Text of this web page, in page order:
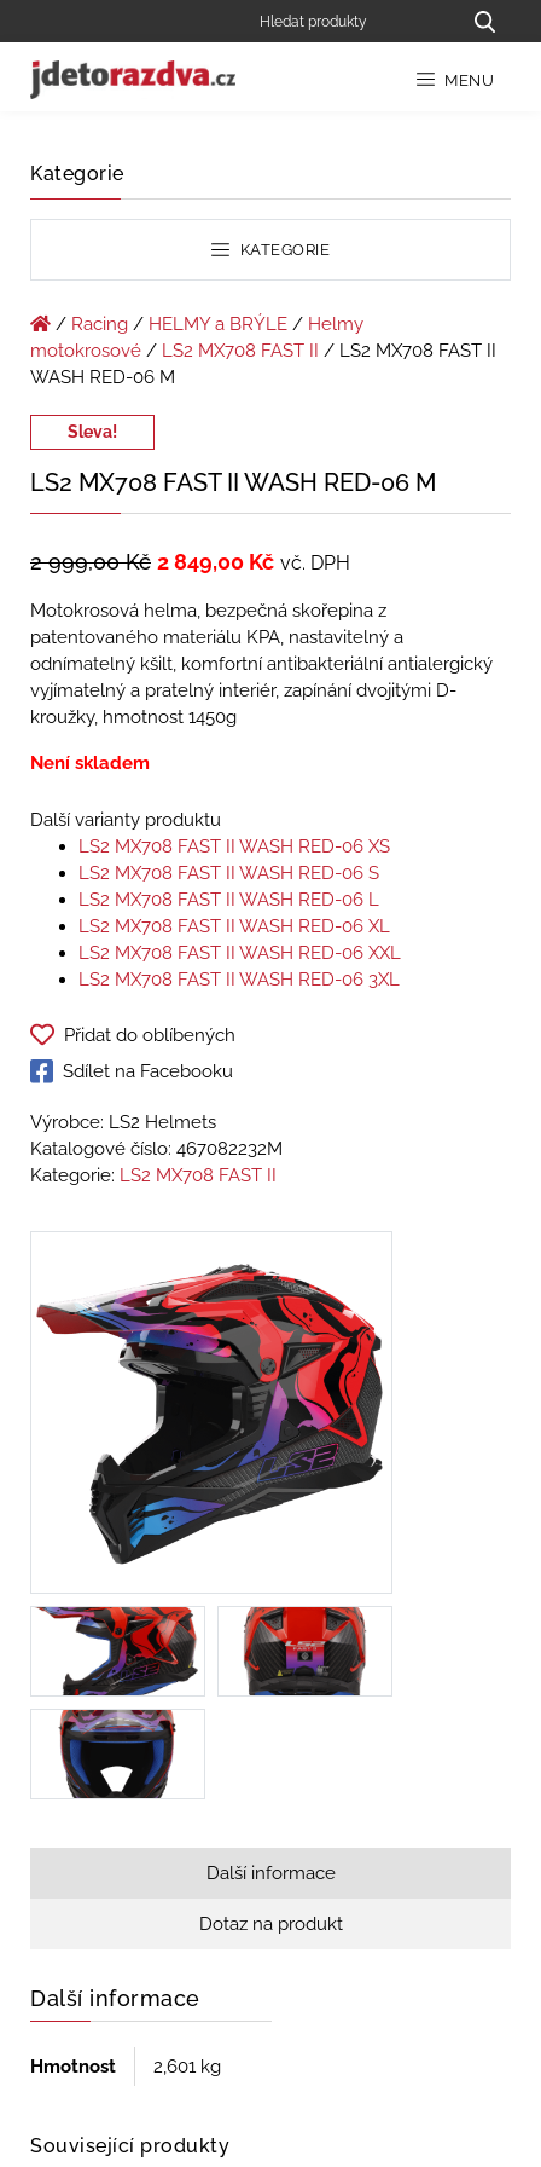
MENU
Kategorie
KATEGORIE
/ Racing / HELMY a BRÝLE / Helmy
motokrosové / LS2 MX708 FAST II
/ LS2 MX708 FAST II
WASH RED-06 M
Sleva!
LS2 MX708 FAST II WASH RED-06 M
2 999,00Kč 2 849,00 Kč vč. DPH
Motokrosová helma, bezpečná skořepina z
patentovaného materiálu KPA, nastavitelný a
odnímatelný kšilt, komfortní antibakteriální antialergický
vyjímatelný a pratelný interiér, zapínání dvojitými D-
kroužky, hmotnost 1450g
Není skladem
Další varianty produktu
LS2 MX708 FAST II WASH RED-06 XS
LS2 MX708 FAST II WASH RED-06 S
LS2 MX708 FAST II WASH RED-06 L
LS2 MX708 FAST II WASH RED-06 XL
LS2 MX708 FAST II WASH RED-06 XXL
LS2 MX708 FAST II WASH RED-06 3XL
Přidat do oblíbených
Sdílet na Facebooku
Výrobce: LS2 Helmets
Katalogové číslo: 467082232M
Kategorie: LS2 MX708 FAST II
Další informace
Dotaz na produkt
Další informace
Hmotnost 2,601 kg
Související produkty